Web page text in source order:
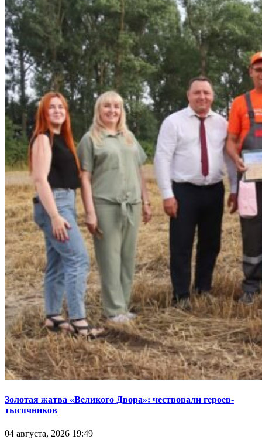
Золотая жатва «Великого Двора»: чествовали героев-
тысячников
04 августа, 2026 19:49